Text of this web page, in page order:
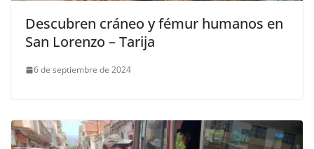
Descubren cráneo y fémur humanos en
San Lorenzo – Tarija
6 de septiembre de 2024